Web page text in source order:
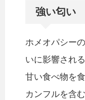
強い匂い
ホメオパシー
いに影響され
甘い食べ物を
カンフルを含